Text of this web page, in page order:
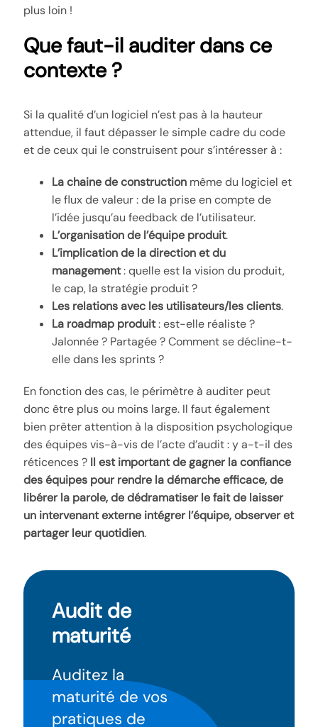
plus loin !
Que faut-il auditer dans ce
contexte ?
Si la qualité d’un logiciel n’est pas à la hauteur
attendue, il faut dépasser le simple cadre du code
et de ceux qui le construisent pour s’intéresser à :
La chaine de construction même du logiciel et
le flux de valeur : de la prise en compte de
l’idée jusqu’au feedback de l’utilisateur.
L’organisation de l’équipe produit.
L’implication de la direction et du
management: quelle est la vision du produit,
le cap, la stratégie produit ?
Les relations avec les utilisateurs/les clients.
La roadmap produit: est-elle réaliste ?
Jalonnée ? Partagée ? Comment se décline-t-
elle dans les sprints ?
En fonction des cas, le périmètre à auditer peut
donc être plus ou moins large. Il faut également
bien prêter attention à la disposition psychologique
des équipes vis-à-vis de l’acte d’audit : y a-t-il des
réticences ? Il est important de gagner la confiance
des équipes pour rendre la démarche efficace, de
libérer la parole, de dédramatiser le fait de laisser
un intervenant externe intégrer l’équipe, observer et
partager leur quotidien.
Audit de
maturité
Auditez la
maturité de vos
pratiques de